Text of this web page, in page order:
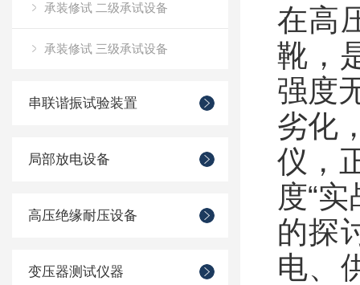
承装修试 二级承试设备
承装修试 三级承试设备
串联谐振试验装置
局部放电设备
高压绝缘耐压设备
变压器测试仪器
在高
靴，
强度
劣化
仪，
度“
的探
电、